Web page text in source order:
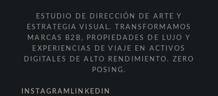
ESTUDIO DE DIRECCIÓN DE ARTE Y
ESTRATEGIA VISUAL. TRANSFORMAMOS
MARCAS B2B, PROPIEDADES DE LUJO Y
EXPERIENCIAS DE VIAJE EN ACTIVOS
DIGITALES DE ALTO RENDIMIENTO. ZERO
POSING.
INSTAGRAM LINKEDIN